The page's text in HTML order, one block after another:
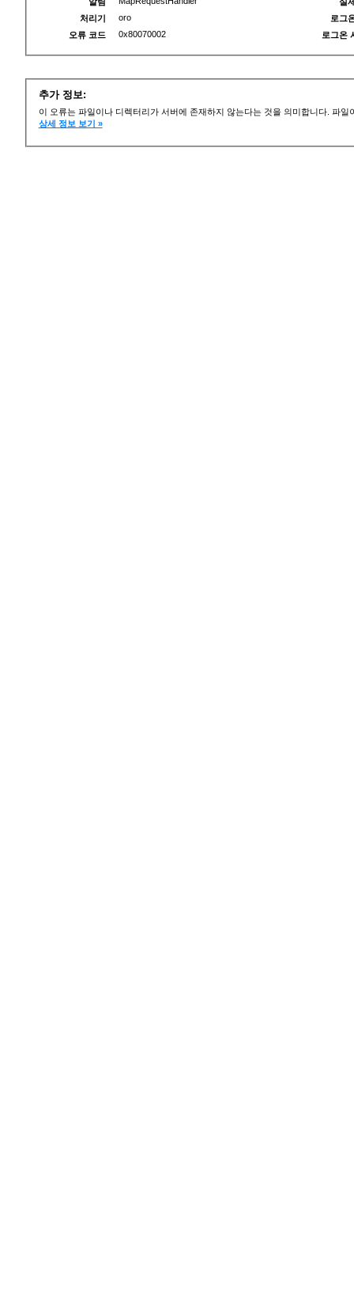
처리기
oro
오류 코드
0x80070002
로그
로그온
추가 정보:
이 오류는 파일이나 디렉터리가 서버에 존재하지 않는다는 것을 의미합니다. 파
상세 정보 보기 »